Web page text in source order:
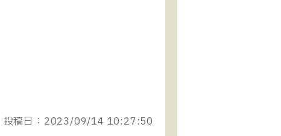
投稿日：2023/09/14 10:27:50